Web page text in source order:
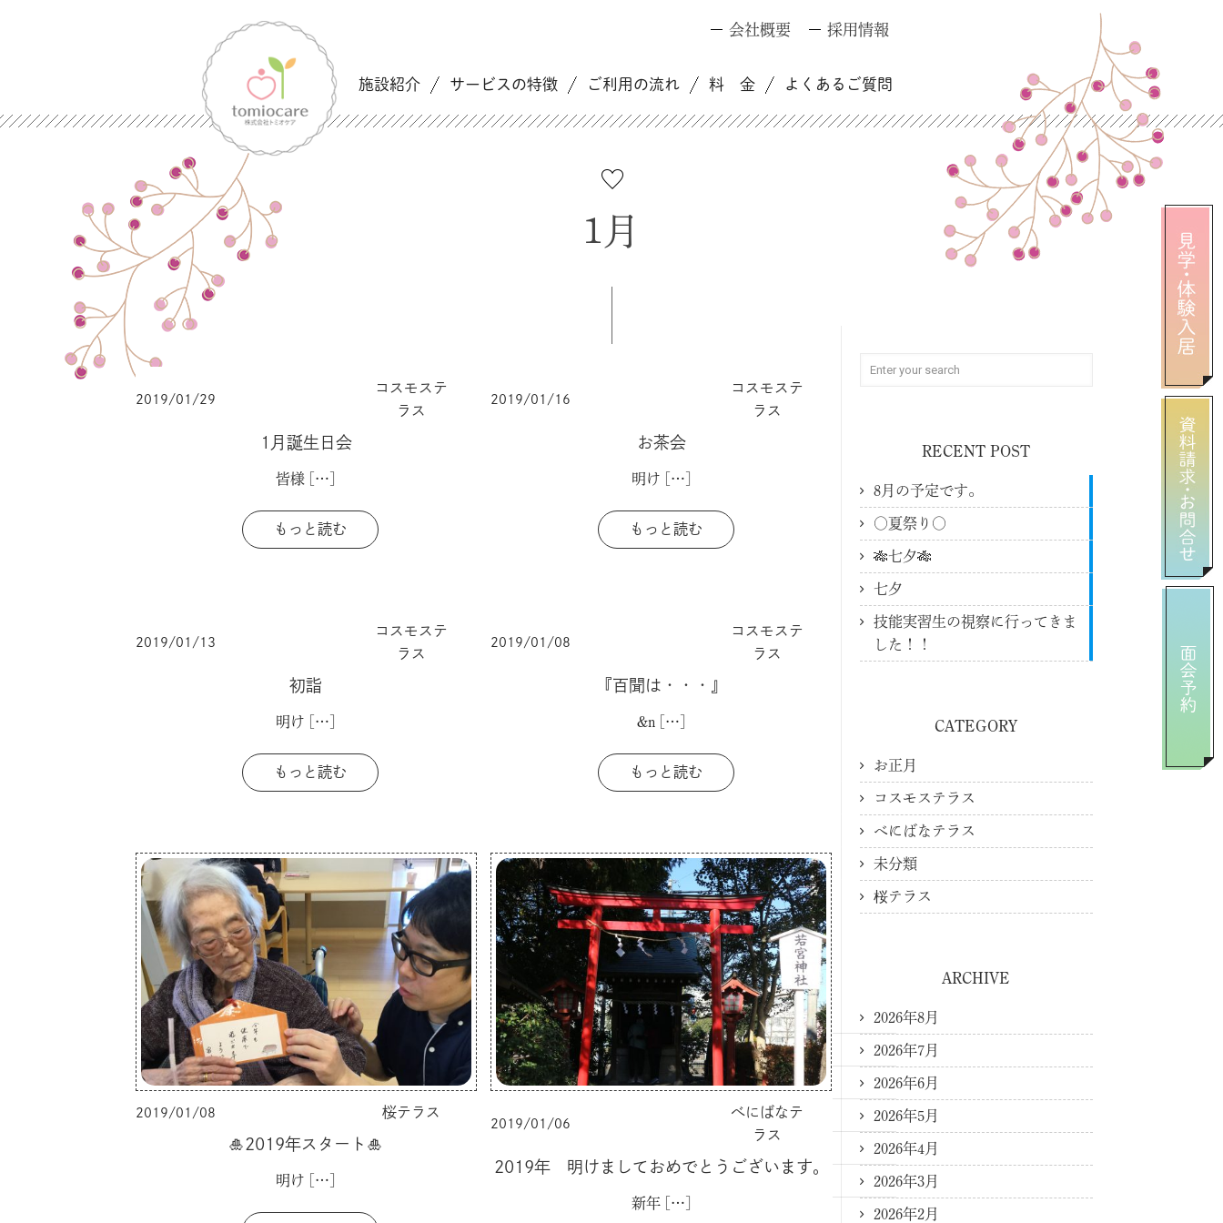
会社概要 採用情報
施設紹介 サービスの特徴 ご利用の流れ 料 金 よくあるご質問
1月
2019/01/29
コスモステ
ラス
1月誕生日会
皆様 […]
もっと読む
2019/01/16
コスモステ
ラス
お茶会
明け […]
もっと読む
2019/01/13
コスモステ
ラス
初詣
明け […]
もっと読む
2019/01/08
コスモステ
ラス
『百聞は・・・』
&n […]
もっと読む
2019/01/08 桜テラス
🎍2019年スタート🎍
明け […]
2019/01/06
べにばなテ
ラス
2019年 明けましておめでとうございます。
新年[…]
RECENT POST
8月の予定です。
〇夏祭り〇
🎋七夕🎋
七夕
技能実習生の視察に行ってきま
した！！
CATEGORY
お正月
コスモステラス
べにばなテラス
未分類
桜テラス
ARCHIVE
2026年8月
2026年7月
2026年6月
2026年5月
2026年4月
2026年3月
2026年2月